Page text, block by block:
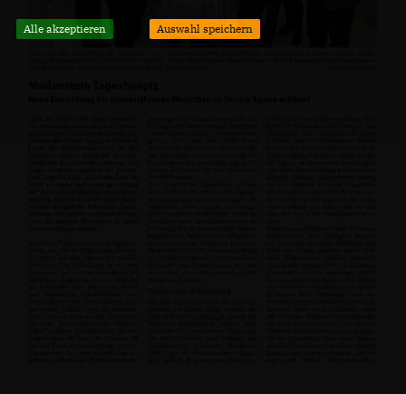
Alle akzeptieren Auswahl speichern